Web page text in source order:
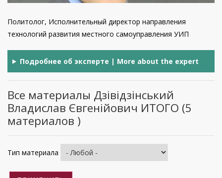
Политолог, Исполнительный директор направления
технологий развития местного самоуправления УИП
Подробнее об эксперте | More about the expert
Все материалы Дзівідзінський
Владислав Євгенійович ИТОГО (5
материалов )
Тип материала